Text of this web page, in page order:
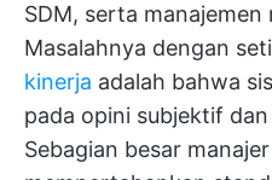
SDM, serta
Masalahnya dengan
kinerja adalah bahwa
pada opini subjektif
Sebagian besar